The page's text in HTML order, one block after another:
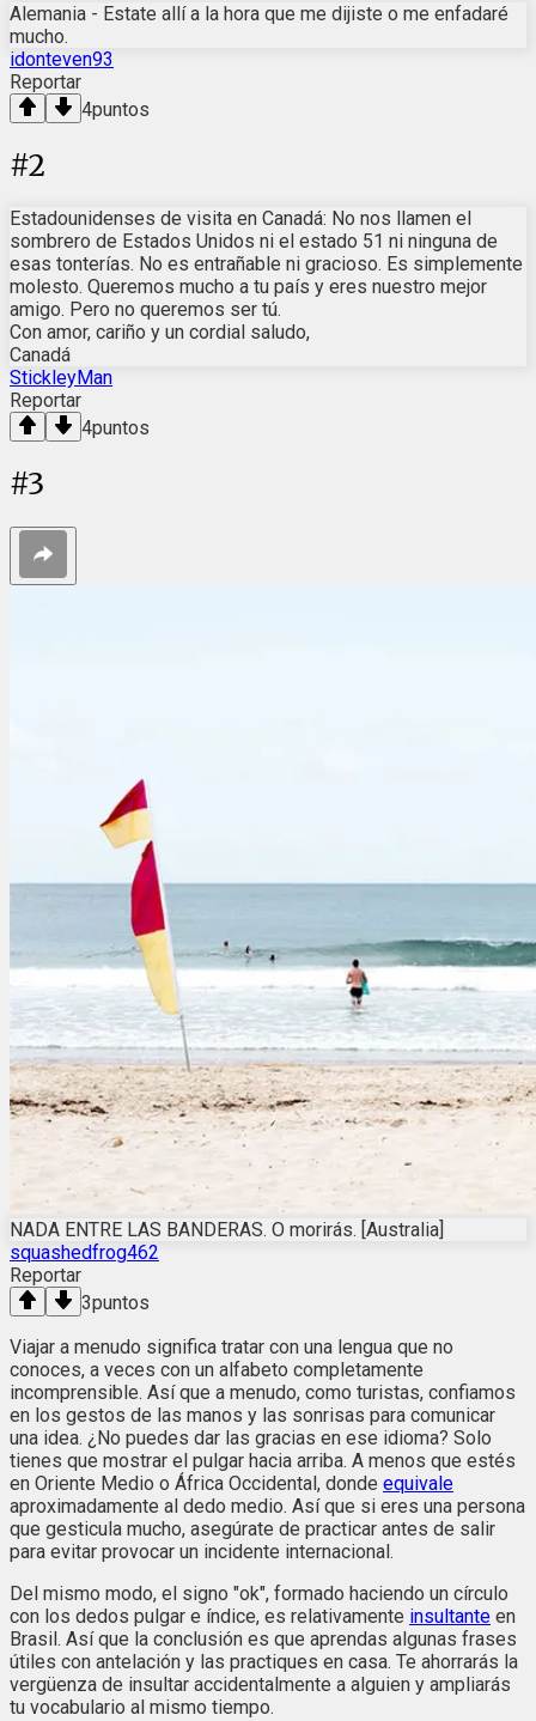
Alemania - Estate allí a la hora que me dijiste o me enfadaré
mucho.
idonteven93
Reportar
4puntos
#2
Estadounidenses de visita en Canadá: No nos llamen el
sombrero de Estados Unidos ni el estado 51 ni ninguna de
esas tonterías. No es entrañable ni gracioso. Es simplemente
molesto. Queremos mucho a tu país y eres nuestro mejor
amigo. Pero no queremos ser tú.
Con amor, cariño y un cordial saludo,
Canadá
StickleyMan
Reportar
4puntos
#3
NADA ENTRE LAS BANDERAS. O morirás. [Australia]
squashedfrog462
Reportar
3puntos
Viajar a menudo significa tratar con una lengua que no
conoces, a veces con un alfabeto completamente
incomprensible. Así que a menudo, como turistas, confiamos
en los gestos de las manos y las sonrisas para comunicar
una idea. ¿No puedes dar las gracias en ese idioma? Solo
tienes que mostrar el pulgar hacia arriba. A menos que estés
en Oriente Medio o África Occidental, donde equivale
aproximadamente al dedo medio. Así que si eres una persona
que gesticula mucho, asegúrate de practicar antes de salir
para evitar provocar un incidente internacional.
Del mismo modo, el signo "ok", formado haciendo un círculo
con los dedos pulgar e índice, es relativamente insultante en
Brasil. Así que la conclusión es que aprendas algunas frases
útiles con antelación y las practiques en casa. Te ahorrarás la
vergüenza de insultar accidentalmente a alguien y ampliarás
tu vocabulario al mismo tiempo.